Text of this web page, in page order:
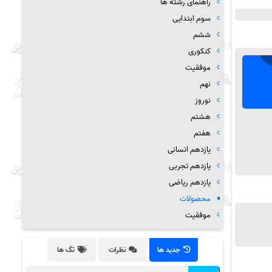
سوم ابتدایی
ششم
کنکوری
موفقیت
نهم
نوروز
هشتم
هفتم
یازدهم انسانی
یازدهم تجربی
یازدهم ریاضی
محصولات
موفقیت
جدید ها نظرات تگ ها